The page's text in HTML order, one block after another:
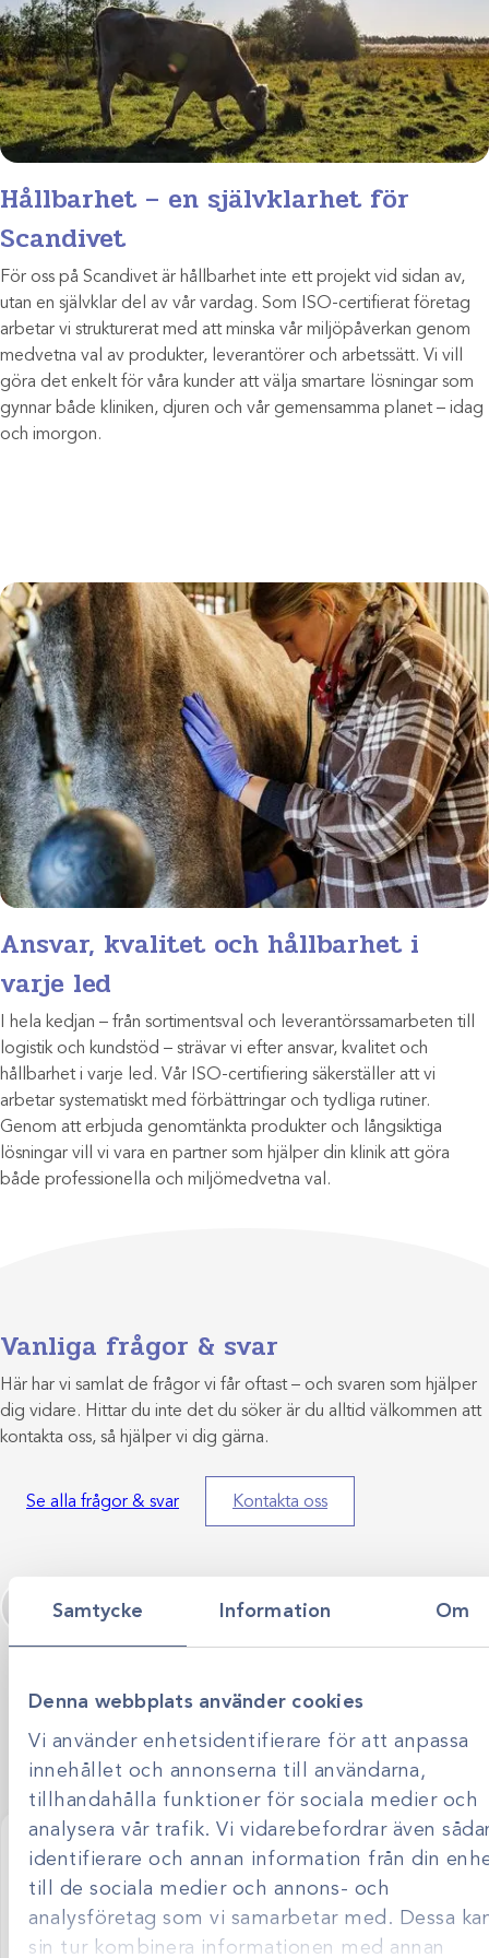
Samtycke Information Om
Denna webbplats använder cookies
Vi använder enhetsidentifierare för att anpassa
innehållet och annonserna till användarna,
tillhandahålla funktioner för sociala medier och
analysera vår trafik. Vi vidarebefordrar även
identifierare och annan information från din
till de sociala medier och annons- och
analysföretag som vi samarbetar med. Dessa
sin tur kombinera informationen med annan
Hållbarhet – en självklarhet för
Scandivet
För oss på Scandivet är hållbarhet inte ett projekt vid sidan av,
utan en självklar del av vår vardag. Som ISO-certifierat företag
arbetar vi strukturerat med att minska vår miljöpåverkan genom
medvetna val av produkter, leverantörer och arbetssätt. Vi vill
göra det enkelt för våra kunder att välja smartare lösningar som
gynnar både kliniken, djuren och vår gemensamma planet – idag
och imorgon.
Ansvar, kvalitet och hållbarhet i
varje led
I hela kedjan – från sortimentsval och leverantörssamarbeten till
logistik och kundstöd – strävar vi efter ansvar, kvalitet och
hållbarhet i varje led. Vår ISO-certifiering säkerställer att vi
arbetar systematiskt med förbättringar och tydliga rutiner.
Genom att erbjuda genomtänkta produkter och långsiktiga
lösningar vill vi vara en partner som hjälper din klinik att göra
både professionella och miljömedvetna val.
Vanliga frågor & svar
Här har vi samlat de frågor vi får oftast – och svaren som hjälper
dig vidare. Hittar du inte det du söker är du alltid välkommen att
kontakta oss, så hjälper vi dig gärna.
Se alla frågor & svar Kontakta oss
Vårt team besvarar alla dina frågor!
Hållbarhet
Hur arbetar Scandivet med hållbarhet?
Scandivet är certifierade enligt ISO9001 och ISO14001,
och hållbarhet är en naturlig del av vårt arbete. Scandivet
strävar efter att erbjuda kvalitetsprodukter med lång